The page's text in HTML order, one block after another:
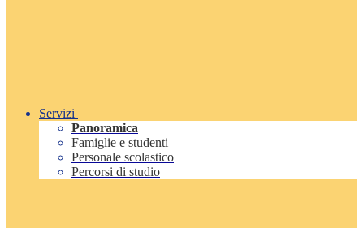
Servizi
Panoramica
Famiglie e studenti
Personale scolastico
Percorsi di studio